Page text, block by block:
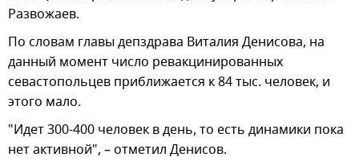
Развожаев.
По словам главы депздрава Виталия Денисова, на
данный момент число ревакцинированных
севастопольцев приближается к 84 тыс. человек, и
этого мало.
"Идет 300-400 человек в день, то есть динамики пока
нет активной", – отметил Денисов.